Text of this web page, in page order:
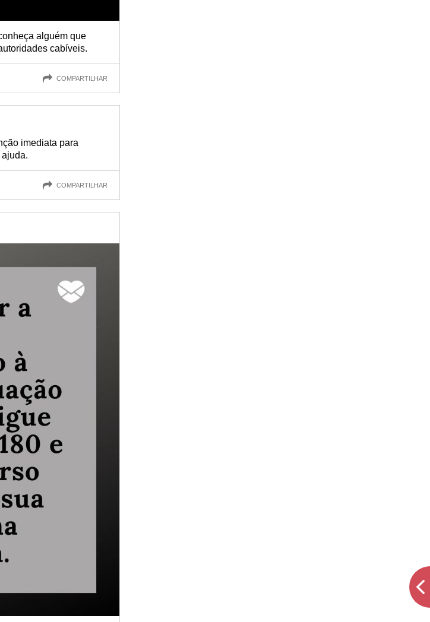
alguém que
cabíveis.
COMPARTILHAR
imediata para
COMPARTILHAR